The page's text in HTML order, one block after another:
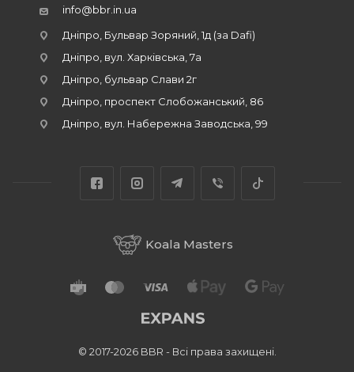
info@bbr.in.ua
Дніпро, Бульвар Зоряний, 1д (за Dafi)
Дніпро, вул. Харківська, 7а
Дніпро, бульвар Слави 2г
Дніпро, проспект Слобожанський, 86
Дніпро, вул. Набережна Заводська, 99
Koala Masters
© 2017-2026 BBR - Всі права захищені.